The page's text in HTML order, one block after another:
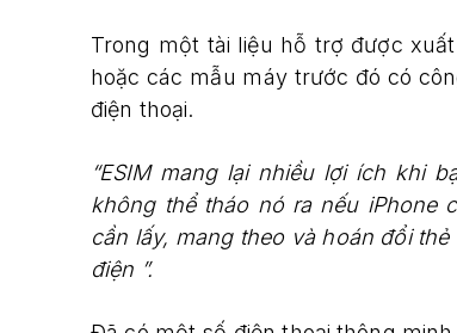
Trong một tài liệu hỗ trợ được
hoặc các mẫu máy trước đó có
điện thoại.
“ESIM mang lại nhiều lợi ích khi
không thể tháo nó ra nếu iPhone
cần lấy, mang theo và hoán đổi
điện ”.